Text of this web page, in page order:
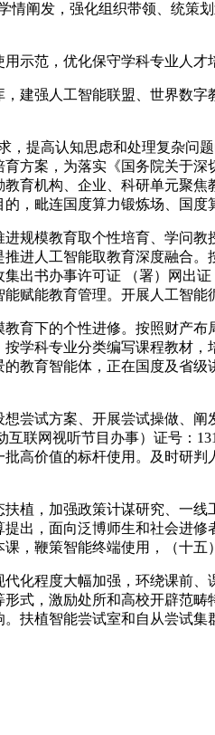
阐发，强化组织带领、统策
范，优化保守学科专业人才
强人工智能联盟、世界数字
提高认知思虑和处理复杂问
方案，为落实《国务院关于
育机构、企业、科研单元聚
，毗连国度算力锻炼场、国度
模教育取个性培育、学问教
进人工智能取教育深度融合
书办事许可证 （署）网出
能教育管理。开展人工智能
下的个性进修。按照财产布
学科专业分类编写课程教材
教育智能体，正在国度及省
试方案、开展尝试操做、阐
联网视听节目办事）证号：
高价值的标杆使用。及时研
，加强政策计谋研究、一线
出，面向泛博师生和社会进
鞭策智能终端使用，（十五
程度大幅加强，环绕课前、
式，激励处所和高校开辟范
扶植智能尝试室和自从尝试